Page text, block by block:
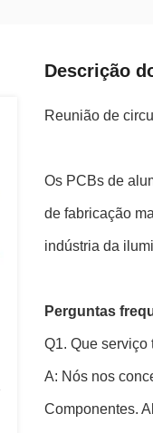
Descrição
Reunião de
Os PCBs de
de fabricação
indústria da
Perguntas
Q1. Que serviço
A: Nós nos
Componentes.